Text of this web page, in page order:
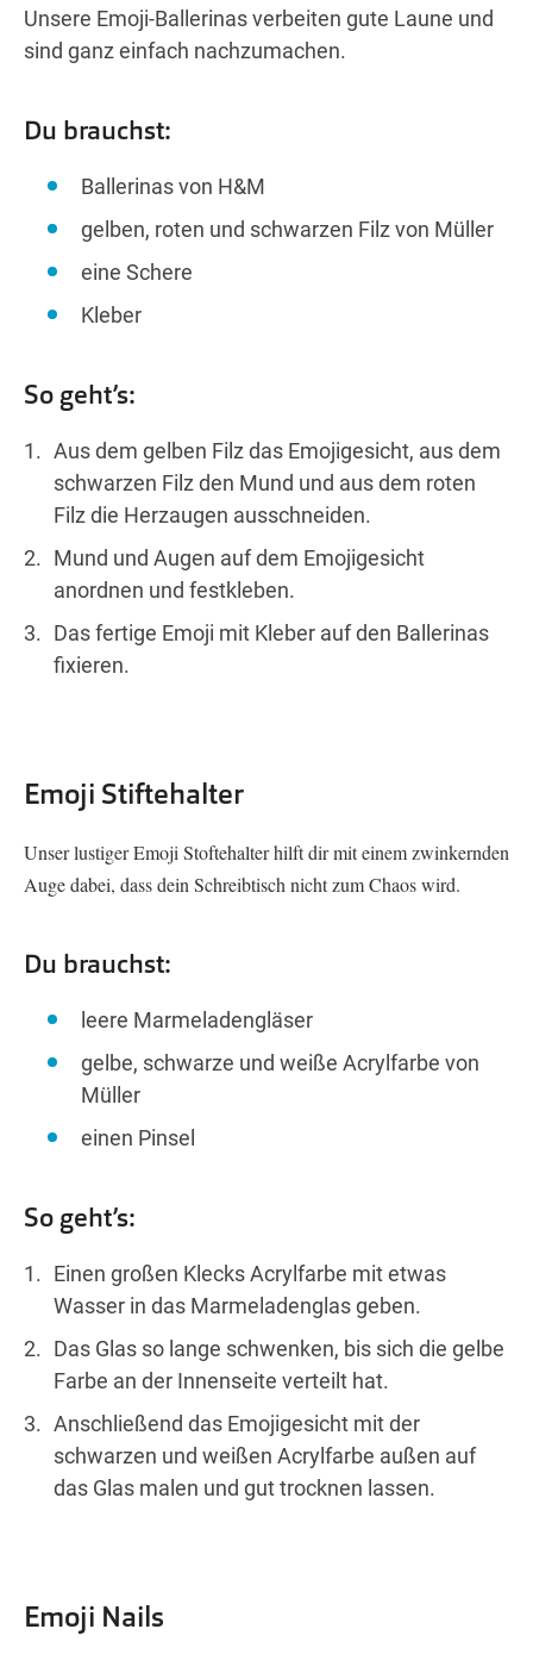
Unsere Emoji-Ballerinas verbeiten gute Laune und
sind ganz einfach nachzumachen.
Du brauchst:
Ballerinas von H&M
gelben, roten und schwarzen Filz von Müller
eine Schere
Kleber
So geht’s:
Aus dem gelben Filz das Emojigesicht, aus dem
schwarzen Filz den Mund und aus dem roten
Filz die Herzaugen ausschneiden.
Mund und Augen auf dem Emojigesicht
anordnen und festkleben.
Das fertige Emoji mit Kleber auf den Ballerinas
fixieren.
Emoji Stiftehalter
Unser lustiger Emoji Stoftehalter hilft dir mit einem zwinkernden
Auge dabei, dass dein Schreibtisch nicht zum Chaos wird.
Du brauchst:
leere Marmeladengläser
gelbe, schwarze und weiße Acrylfarbe von
Müller
einen Pinsel
So geht’s:
Einen großen Klecks Acrylfarbe mit etwas
Wasser in das Marmeladenglas geben.
Das Glas so lange schwenken, bis sich die gelbe
Farbe an der Innenseite verteilt hat.
Anschließend das Emojigesicht mit der
schwarzen und weißen Acrylfarbe außen auf
das Glas malen und gut trocknen lassen.
Emoji Nails